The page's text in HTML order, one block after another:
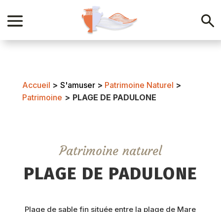
Accueil > S'amuser> Patrimoine Naturel >
Patrimoine > PLAGE DE PADULONE
Patrimoine naturel
PLAGE DE PADULONE
Plage de sable fin située entre la plage de Mare